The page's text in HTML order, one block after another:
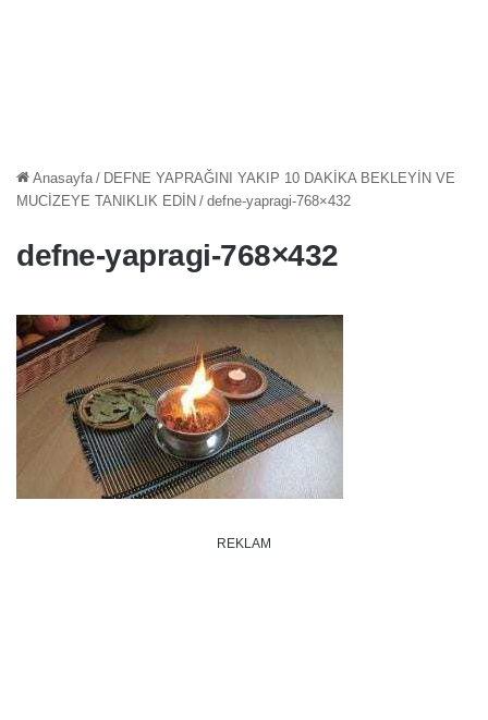
Anasayfa / DEFNE YAPRAĞINI YAKIP 10 DAKİKA BEKLEYİN VE
MUCİZEYE TANIKLIK EDİN / defne-yapragi-768×432
defne-yapragi-768×432
REKLAM